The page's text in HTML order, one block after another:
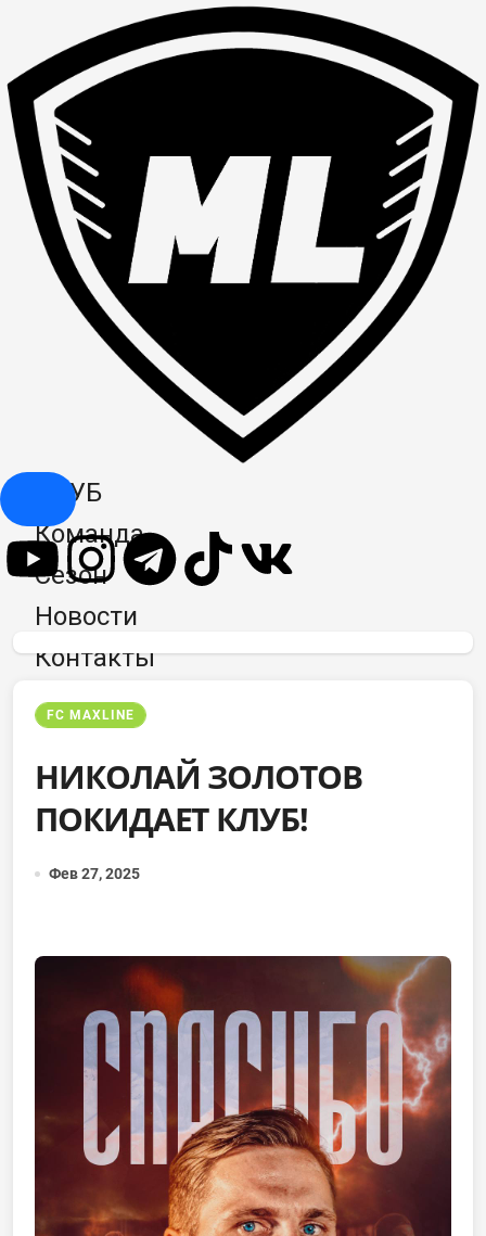
КЛУБ
Команда
Сезон
Новости
Контакты
Hamburger Toggle Menu
FC MAXLINE
НИКОЛАЙ ЗОЛОТОВ
ПОКИДАЕТ КЛУБ!
Фев 27, 2025